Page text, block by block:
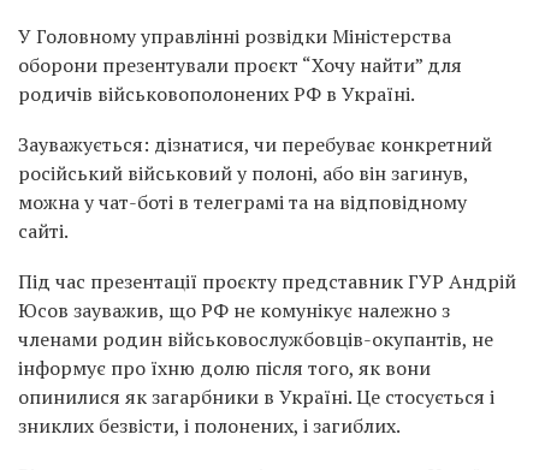
У Головному управлінні розвідки Міністерства
оборони презентували проєкт “Хочу найти” для
родичів військовополонених РФ в Україні.
Зауважується: дізнатися, чи перебуває конкретний
російський військовий у полоні, або він загинув,
можна у чат-боті в телеграмі та на відповідному
сайті.
Під час презентації проєкту представник ГУР Андрій
Юсов зауважив, що РФ не комунікує належно з
членами родин військовослужбовців-окупантів, не
інформує про їхню долю після того, як вони
опинилися як загарбники в Україні. Це стосується і
зниклих безвісти, і полонених, і загиблих.